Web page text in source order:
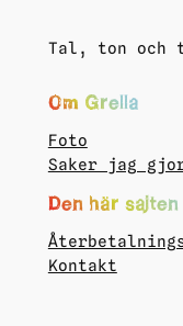
Tal, ton och
Om Grella
Foto
Saker jag
Den här sajten
Kontakt